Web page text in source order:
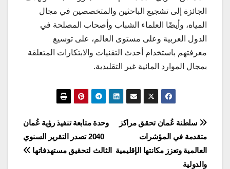
الجائزة إلى تشجيع الباحثين والمتخصصين في مجال
المياه، وأيضًا العلماء الشباب وأصحاب المصلحة في
الدول العربية وعلى مستوى العالم، على توسيع
معرفتهم باستخدام أحدث التقنيات والابتكارات المتعلقة
بمجال الموارد المائية غير التقليدية.
تصفّح
المقالات
وحدة متابعة تنفيذ رؤية عُمان
2040 تصدر التقرير السنوي
الثالث لتحقيق مستهدفاتها
سلطنة عُمان تحقق مراكز
متقدمة في المؤشرات
العالمية وتعزز مكانتها الإقليمية
والدولية